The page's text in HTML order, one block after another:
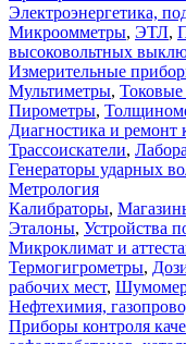
Электроэнергетика,
Микроомметры, ЭТЛ,
высоковольтных
Измерительные
Мультиметры,
Пирометры,
Диагностика и ремонт
Трассоискатели,
Генераторы ударных
Метрология
Калибраторы,
Эталоны, Устройства
Микроклимат и
Термогигрометры,
рабочих мест,
Нефтехимия,
Приборы контроля